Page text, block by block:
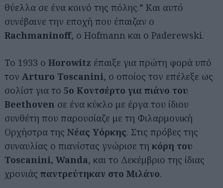
θύελλα σε ένα κοινό της πόλης.” Και αυτό
συνέβαινε την εποχή που έπαιζαν ο
Rachmaninoff, ο Hofmann και ο Paderewski.
Το 1933 ο Horowitz έπαιξε για πρώτη φορά υπό
τον Arturo Toscanini, ο οποίος τον επέλεξε ως
σολίστ για το 5ο Κοντσέρτο για πιάνο του
Beethoven σε ένα κύκλο με έργα του ίδιου
συνθέτη που παρουσίαζε με τη Φιλαρμονική
Ορχήστρα της Νέας Υόρκης. Στις πρόβες της
συναυλίας ο πιανίστας γνώρισε τη κόρη του
Toscanini, Wanda, και το Δεκέμβριο της ίδιας
χρονιάς παντρεύτηκαν στο Μιλάνο.